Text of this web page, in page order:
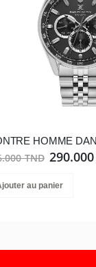
TND
au panier